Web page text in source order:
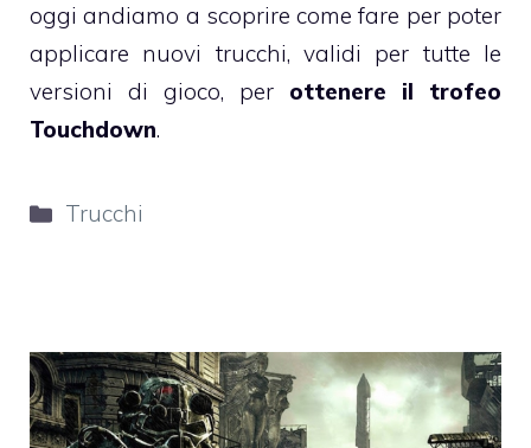
oggi andiamo a scoprire come fare per poter
applicare nuovi trucchi, validi per tutte le
versioni di gioco, per ottenere il trofeo
Touchdown.
Categorie
Trucchi